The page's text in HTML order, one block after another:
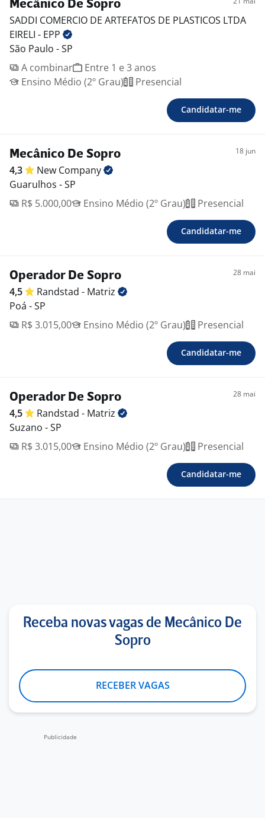
Mecânico De Sopro
SADDI COMERCIO DE ARTEFATOS DE PLASTICOS LTDA
EIRELI - EPP
São Paulo - SP
A combinar
Entre 1 e 3 anos
Ensino Médio (2º Grau)
Presencial
Candidatar-me
Mecânico De Sopro 18 jun
4,3 New Company
Guarulhos - SP
R$ 5.000,00
Ensino Médio (2º Grau) Presencial
Candidatar-me
Operador De Sopro 28 mai
4,5 Randstad - Matriz
Poá - SP
R$ 3.015,00
Ensino Médio (2º Grau) Presencial
Candidatar-me
Operador De Sopro 28 mai
4,5 Randstad - Matriz
Suzano - SP
R$ 3.015,00
Ensino Médio (2º Grau) Presencial
Candidatar-me
Receba novas vagas de Mecânico De
Sopro
RECEBER VAGAS